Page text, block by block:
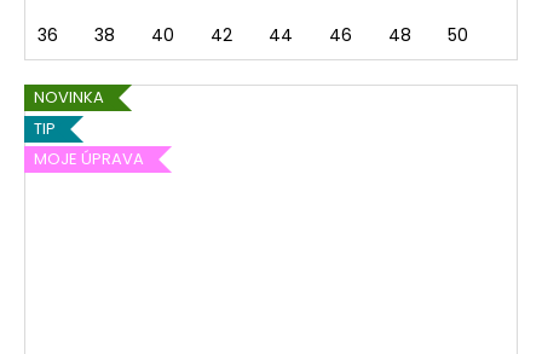
36 38 40 42 44 46 48 50
NOVINKA
TIP
MOJE ÚPRAVA